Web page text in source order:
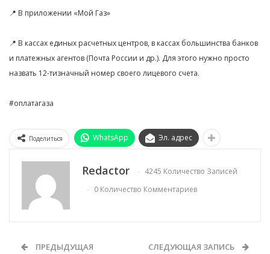
📍 В приложении «Мой Газ»
📍 В кассах единых расчетных центров, в кассах большинства банков
и платежных агентов (Почта России и др.). Для этого нужно просто
назвать 12-тизначный номер своего лицевого счета.
#оплатагаза
Поделиться WhatsApp Эл. адрес
Redactor
4245 Количество Записей
0 Количество Комментариев
ПРЕДЫДУЩАЯ
СЛЕДУЮЩАЯ ЗАПИСЬ